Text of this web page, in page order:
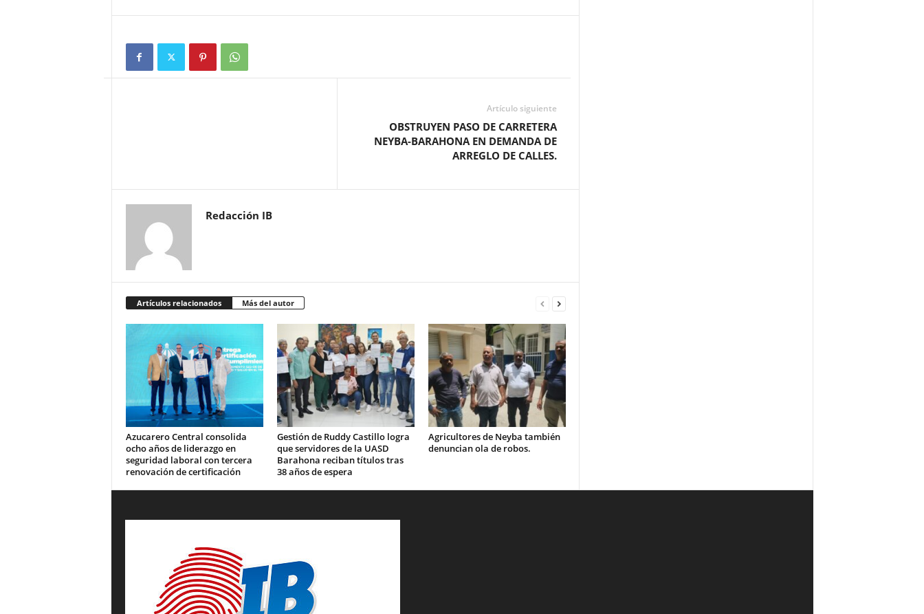
Artículo siguiente
OBSTRUYEN PASO DE CARRETERA
NEYBA-BARAHONA EN DEMANDA DE
ARREGLO DE CALLES.
Redacción IB
Artículos relacionados Más del autor
Azucarero Central consolida
ocho años de liderazgo en
seguridad laboral con tercera
renovación de certificación
Gestión de Ruddy Castillo logra
que servidores de la UASD
Barahona reciban títulos tras
38 años de espera
Agricultores de Neyba también
denuncian ola de robos.